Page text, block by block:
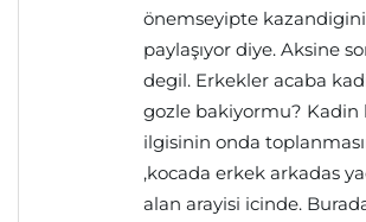
önemseyipte
paylaşıyor diye. Aksine
degil. Erkekler acaba
gozle bakiyormu? Kadin
ilgisinin onda
,kocada erkek arkadas
alan arayisi icinde.